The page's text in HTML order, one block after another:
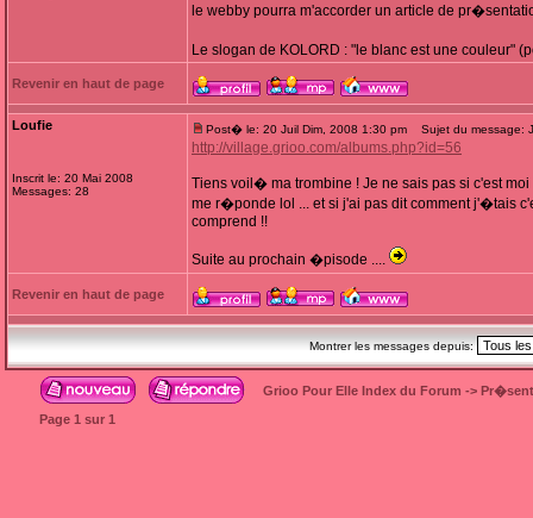
le webby pourra m'accorder un article de
Le slogan de KOLORD : "le blanc est une couleur"
Revenir en haut de page
Loufie
Inscrit le: 20 Mai 2008
Messages: 28
Post� le: 20 Juil Dim, 2008 1:30 pm Sujet du message:
http://village.grioo.com/albums.php?id=56
Tiens voil� ma trombine ! Je ne sais pas si c'est
me r�ponde lol ... et si j'ai pas dit comment j'�tais
comprend !!
Suite au prochain �pisode ....
Revenir en haut de page
Montrer les messages depuis:
Grioo Pour Elle Index du Forum ->
Page 1 sur 1